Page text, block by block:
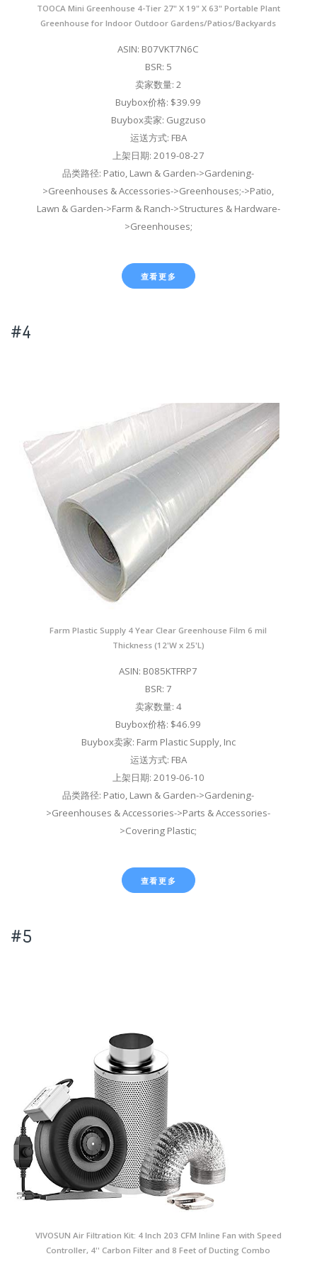
TOOCA Mini Greenhouse 4-Tier 27" X 19" X 63" Portable Plant
Greenhouse for Indoor Outdoor Gardens/Patios/Backyards
ASIN: B07VKT7N6C
BSR: 5
卖家数量: 2
Buybox价格: $39.99
Buybox卖家: Gugzuso
运送方式: FBA
上架日期: 2019-08-27
品类路径: Patio, Lawn & Garden->Gardening-
>Greenhouses & Accessories->Greenhouses;->Patio,
Lawn & Garden->Farm & Ranch->Structures & Hardware-
>Greenhouses;
查看更多
#4
Farm Plastic Supply 4 Year Clear Greenhouse Film 6 mil
Thickness (12'W x 25'L)
ASIN: B085KTFRP7
BSR: 7
卖家数量: 4
Buybox价格: $46.99
Buybox卖家: Farm Plastic Supply, Inc
运送方式: FBA
上架日期: 2019-06-10
品类路径: Patio, Lawn & Garden->Gardening-
>Greenhouses & Accessories->Parts & Accessories-
>Covering Plastic;
查看更多
#5
VIVOSUN Air Filtration Kit: 4 Inch 203 CFM Inline Fan with Speed
Controller, 4'' Carbon Filter and 8 Feet of Ducting Combo